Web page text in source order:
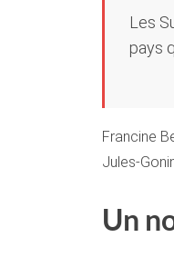
Les
pays
Francine
Jules-
Un